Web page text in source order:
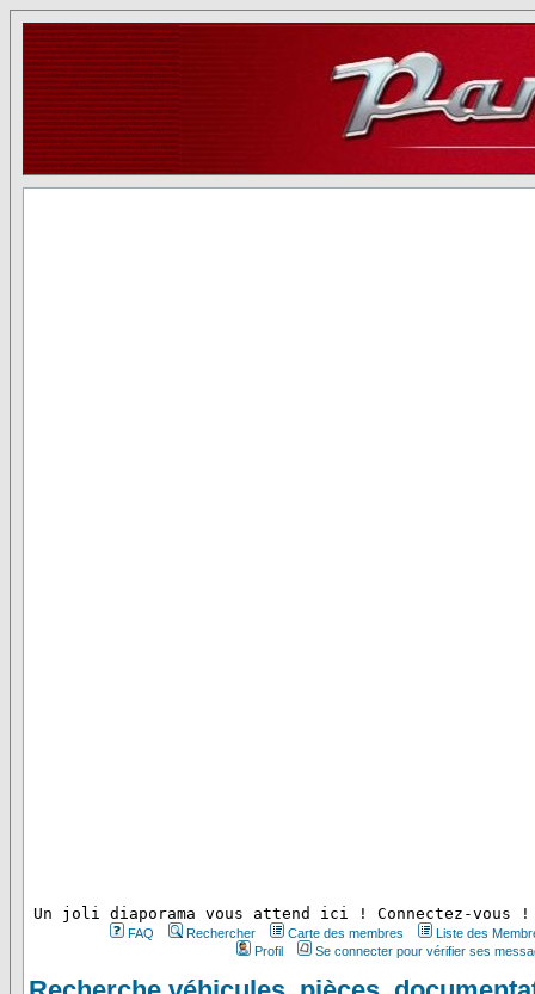
Un joli diaporama vous attend ici ! Connectez-vous !
FAQ Rechercher Carte des membres
Liste des
Profil
Se connecter pour vérifier ses